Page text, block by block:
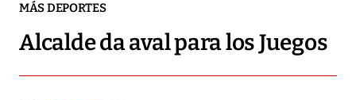
MÁS DEPORTES
Alcalde da aval para los Juegos